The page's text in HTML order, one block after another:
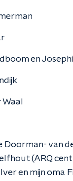
en
Doorman- van
(ARQ
en mijn oma